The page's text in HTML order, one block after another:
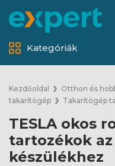
Kategóriák
Kezdőoldal Otthon és
takarítógép
Takarítógép
TESLA okos
tartozékok
készülékhez